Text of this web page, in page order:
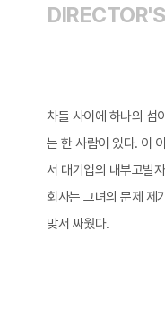
차들 사이에 하나의 섬
는 한 사람이 있다. 이
서 대기업의 내부고발
회사는 그녀의 문제 제
맞서 싸웠다.​